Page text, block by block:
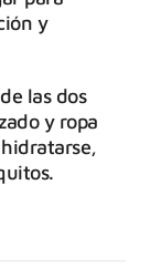
y
las dos
y ropa